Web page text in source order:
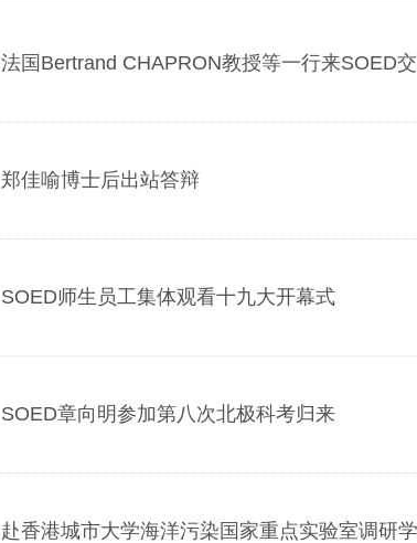
法国Bertrand CHAPRON教授等一行来SOED
郑佳喻博士后出站答辩
SOED师生员工集体观看十九大开幕式
SOED章向明参加第八次北极科考归来
赴香港城市大学海洋污染国家重点实验室调研